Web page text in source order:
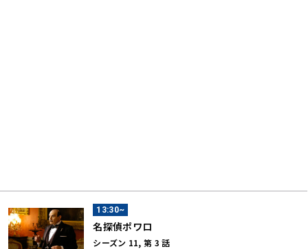
13:30~
名探偵ポワロ
シーズン 11, 第 3 話